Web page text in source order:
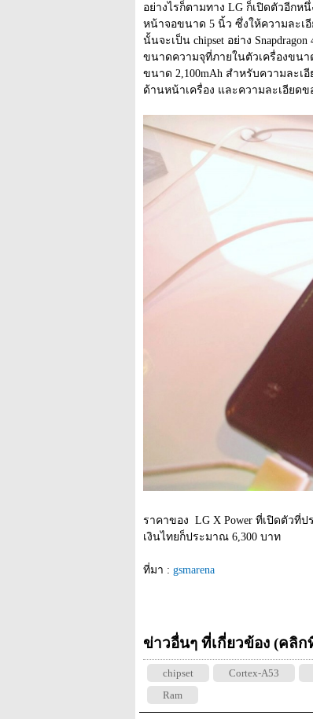
อย่างไรก็ตามทาง LG ก็เปิดตัวอีกห
หน้าจอขนาด 5 นิ้ว ซึ่งให้ความละเอี
นั้นจะเป็น chipset อย่าง
ขนาดความจุที่ภายในตัวเครื่องขนาด
ขนาด 2,100mAh สำหรับความละเ
ด้านหน้าเครื่อง และความละเอียดข
ราคาของ  LG X Power ที่เปิดตัวที่
เงินไทยก็ประมาณ 6,300 บาท
ที่มา : gsmarena
ข่าวอื่นๆ ที่เกี่ยวข้อง (คลิก
chipset Cortex-A53
Ram